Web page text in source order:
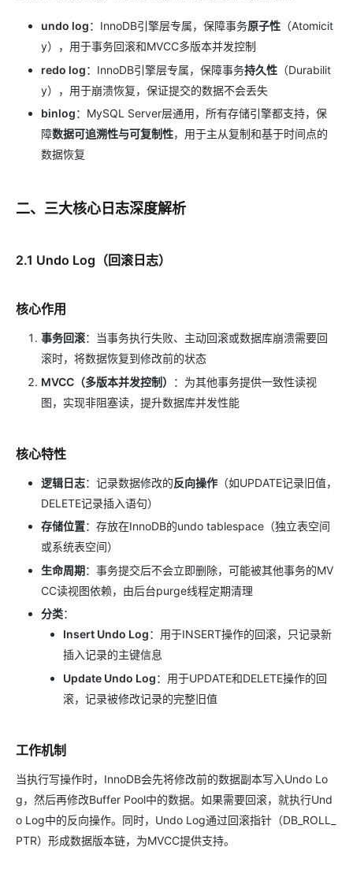
undo log：InnoDB引擎层专属，保障事务原子性 （Atomicit
y），用于事务回滚和MVCC多版本并发控制
redo log：InnoDB引擎层专属，保障事务持久性 （Durabilit
y），用于崩溃恢复，保证提交的数据不会丢失
binlog：MySQL Server层通用，所有存储引擎都支持，保
障数据可追溯性与可复制性，用于主从复制和基于时间点的
数据恢复
二、三大核心日志深度解析
2.1 Undo Log（回滚日志）
核心作用
事务回滚：当事务执行失败、主动回滚或数据库崩溃需要回
滚时，将数据恢复到修改前的状态
MVCC（多版本并发控制）
：为其他事务提供一致性读视
图，实现非阻塞读，提升数据库并发性能
核心特性
逻辑日志：记录数据修改的反向操作 （如UPDATE记录旧值，
DELETE记录插入语句）
存储位置：存放在InnoDB的undo tablespace（独立表空间
或系统表空间）
生命周期：事务提交后不会立即删除，可能被其他事务的MV
CC读视图依赖，由后台purge线程定期清理
分类：
Insert Undo Log：用于INSERT操作的回滚，只记录新
插入记录的主键信息
Update Undo Log：用于UPDATE和DELETE操作的回
滚，记录被修改记录的完整旧值
工作机制
当执行写操作时，InnoDB会先将修改前的数据副本写入Undo Lo
g，然后再修改Buffer Pool中的数据。如果需要回滚，就执行Und
o Log中的反向操作。同时，Undo Log通过回滚指针（DB_ROLL_
PTR）形成数据版本链，为MVCC提供支持。